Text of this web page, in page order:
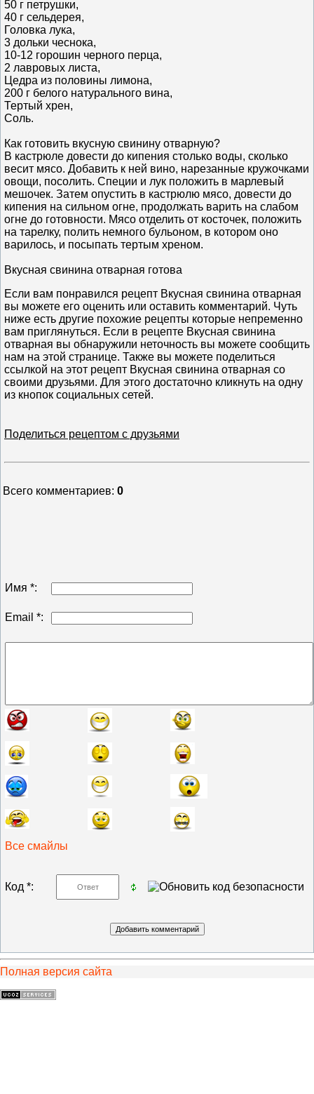
50 г петрушки,
40 г сельдерея,
Головка лука,
3 дольки чеснока,
10-12 горошин черного перца,
2 лавровых листа,
Цедра из половины лимона,
200 г белого натурального вина,
Тертый хрен,
Соль.
Как готовить вкусную свинину отварную?
B кастрюле довести до кипения столько воды, сколько
весит мясо. Добавить к ней вино, нарезанные кружочками
овощи, посолить. Специи и лук положить в марлевый
мешочек. Затем опустить в кастрюлю мясо, довести до
кипения на сильном огне, продолжать варить на слабом
огне до готовности. Мясо отделить от косточек, положить
на тарелку, полить немного бульоном, в котором оно
варилось, и посыпать тертым хреном.
Вкусная свинина отварная готова
Если вам понравился рецепт Вкусная свинина отварная
вы можете его оценить или оставить комментарий. Чуть
ниже есть другие похожие рецепты которые непременно
вам приглянуться. Если в рецепте Вкусная свинина
отварная вы обнаружили неточность вы можете сообщить
нам на этой странице. Также вы можете поделиться
ссылкой на этот рецепт Вкусная свинина отварная со
своими друзьями. Для этого достаточно кликнуть на одну
из кнопок социальных сетей.
Поделиться рецептом с друзьями
Всего комментариев: 0
Имя *:
Email *:
Все смайлы
Код *:
Полная версия сайта